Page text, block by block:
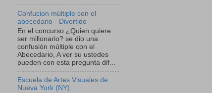
Confucion múltiple con el
abecedario - Divertido
En el concurso ¿Quien quiere
ser millonario? se dio una
confusión múltiple con el
Abecedario, A ver su ustedes
pueden con esta pregunta dif...
Escuela de Artes Visuales de
Nueva York (NY)